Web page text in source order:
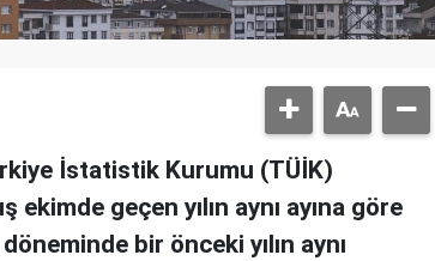
İstatistik Kurumu (TÜİK)
geçen yılın aynı ayına göre
bir önceki yılın aynı